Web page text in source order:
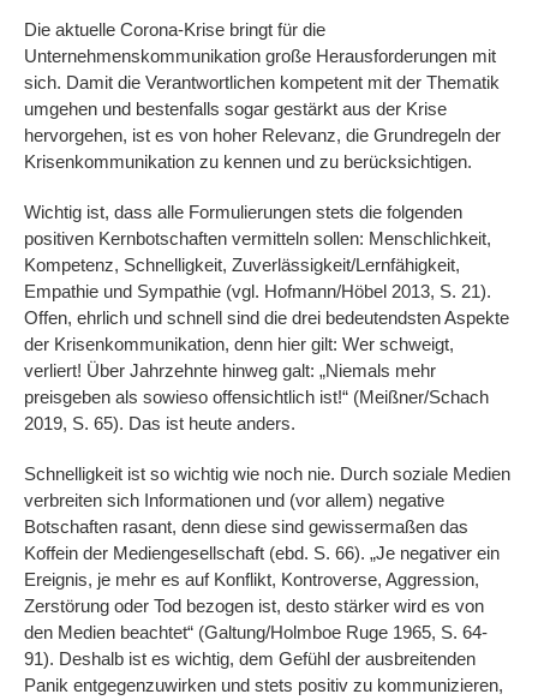
Die aktuelle Corona-Krise bringt für die
Unternehmenskommunikation große Herausforderungen mit
sich. Damit die Verantwortlichen kompetent mit der Thematik
umgehen und bestenfalls sogar gestärkt aus der Krise
hervorgehen, ist es von hoher Relevanz, die Grundregeln der
Krisenkommunikation zu kennen und zu berücksichtigen.
Wichtig ist, dass alle Formulierungen stets die folgenden
positiven Kernbotschaften vermitteln sollen: Menschlichkeit,
Kompetenz, Schnelligkeit, Zuverlässigkeit/Lernfähigkeit,
Empathie und Sympathie (vgl. Hofmann/Höbel 2013, S. 21).
Offen, ehrlich und schnell sind die drei bedeutendsten Aspekte
der Krisenkommunikation, denn hier gilt: Wer schweigt,
verliert! Über Jahrzehnte hinweg galt: „Niemals mehr
preisgeben als sowieso offensichtlich ist!“ (Meißner/Schach
2019, S. 65). Das ist heute anders.
Schnelligkeit ist so wichtig wie noch nie. Durch soziale Medien
verbreiten sich Informationen und (vor allem) negative
Botschaften rasant, denn diese sind gewissermaßen das
Koffein der Mediengesellschaft (ebd. S. 66). „Je negativer ein
Ereignis, je mehr es auf Konflikt, Kontroverse, Aggression,
Zerstörung oder Tod bezogen ist, desto stärker wird es von
den Medien beachtet“ (Galtung/Holmboe Ruge 1965, S. 64-
91). Deshalb ist es wichtig, dem Gefühl der ausbreitenden
Panik entgegenzuwirken und stets positiv zu kommunizieren,